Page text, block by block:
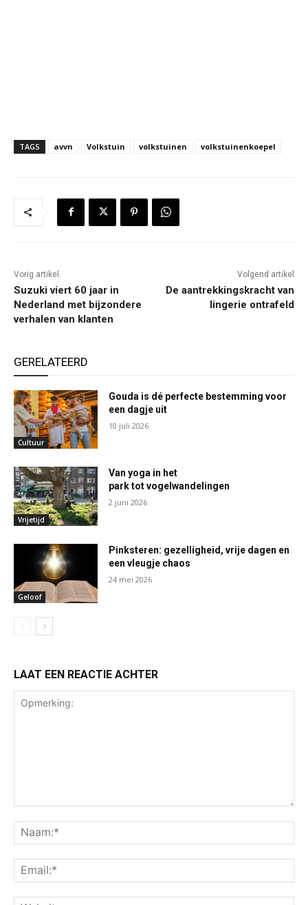
TAGS avvn Volkstuin volkstuinen volkstuinenkoepel
Vorig artikel
Suzuki viert 60 jaar in
Nederland met bijzondere
verhalen van klanten
Volgend artikel
De aantrekkingskracht van
lingerie ontrafeld
GERELATEERD
Cultuur
Gouda is dé perfecte bestemming voor
een dagje uit
10 juli 2026
Vrijetijd
Van yoga in het
park tot vogelwandelingen
2 juni 2026
Geloof
Pinksteren: gezelligheid, vrije dagen en
een vleugje chaos
24 mei 2026
LAAT EEN REACTIE ACHTER